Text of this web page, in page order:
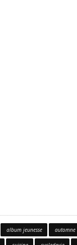
album jeunesse automne